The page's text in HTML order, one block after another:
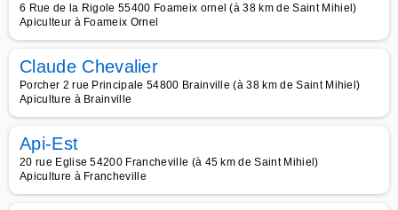
6 Rue de la Rigole 55400 Foameix ornel (à 38 km de Saint Mihiel)
Apiculteur à Foameix Ornel
Claude Chevalier
Porcher 2 rue Principale 54800 Brainville (à 38 km de Saint Mihiel)
Apiculture à Brainville
Api-Est
20 rue Eglise 54200 Francheville (à 45 km de Saint Mihiel)
Apiculture à Francheville